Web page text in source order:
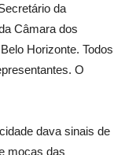
da
Câmara dos
Horizonte. Todos
O
dava sinais de
moças das